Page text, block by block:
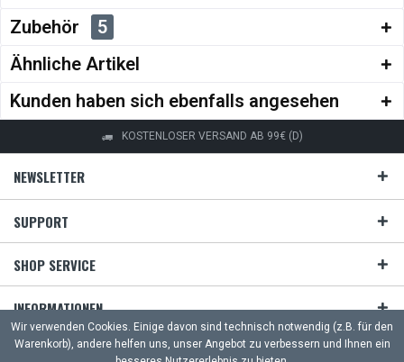
Zubehör
5
Ähnliche Artikel
Kunden haben sich ebenfalls angesehen
KOSTENLOSER VERSAND AB 99€ (D)
NEWSLETTER
SUPPORT
SHOP SERVICE
INFORMATIONEN
ZAHLUNG & VERSAND
Wir verwenden Cookies. Einige davon sind technisch notwendig (z.B. für den
Warenkorb), andere helfen uns, unser Angebot zu verbessern und Ihnen ein